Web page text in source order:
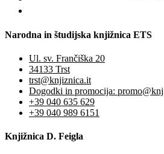
Narodna in študijska knjižnica ETS
Ul. sv. Frančiška 20
34133 Trst
trst@knjiznica.it
Dogodki in promocija:
+39 040 635 629
+39 040 989 6151
Knjižnica D. Feigla